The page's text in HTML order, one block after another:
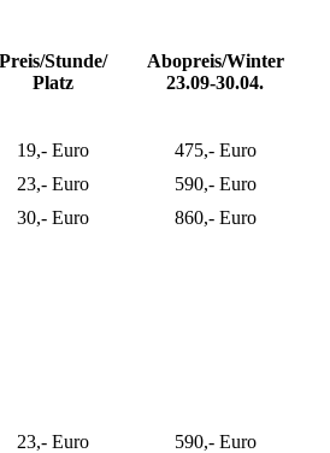
Preis/Stunde/
Platz
Abopreis/Winter
23.09-30.04.
19,- Euro
475,- Euro
23,- Euro
590,- Euro
30,- Euro 860,- Euro
23,- Euro 590,- Euro